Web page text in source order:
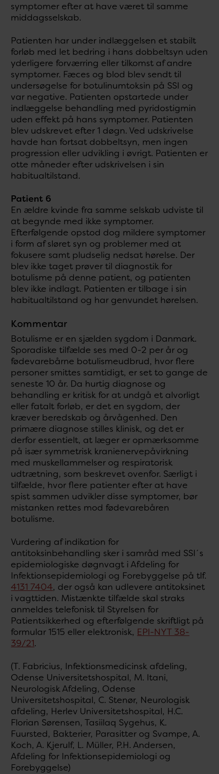
symptomer efter at have været til samme
middagsselskab.
Patienten har under indlæggelsen et stabilt
forløb med let bedring i hans dobbeltsyn uden
yderligere forværring eller tilkomst af andre
symptomer. Fæces og blod blev sendt til
undersøgelse for botulinumtoksin på SSI og
var negative. Patienten opstartede under
indlæggelse behandling med pyridostigmin
uden effekt på hans symptomer. Patienten
blev udskrevet efter 1 døgn. Ved udskrivelse
havde han fortsat dobbeltsyn, men ingen
progression eller udvikling i øvrigt. Patienten er
otte måneder efter udskrivelsen i sin
habitualtilstand.
Patient 6
En ældre kvinde fra samme selskab udviste til
at begynde med ikke symptomer.
Efterfølgende opstod dog mildere symptomer
i form af sløret syn og problemer med at
fokusere samt pludselig nedsat hørelse. Der
blev ikke taget prøver til diagnostik for
botulisme på denne patient, og patienten
blev ikke indlagt. Patienten er tilbage i sin
habitualtilstand og har genvundet hørelsen.
Kommentar
Botulisme er en sjælden sygdom i Danmark.
Sporadiske tilfælde ses med 0-2 per år og
fødevarebårne botulismeudbrud, hvor flere
personer smittes samtidigt, er set to gange de
seneste 10 år. Da hurtig diagnose og
behandling er kritisk for at undgå et alvorligt
eller fatalt forløb, er det en sygdom, der
kræver beredskab og årvågenhed. Den
primære diagnose stilles klinisk, og det er
derfor essentielt, at læger er opmærksomme
på især symmetrisk kranienervepåvirkning
med muskellammelser og respiratorisk
udtrætning, som beskrevet ovenfor. Særligt i
tilfælde, hvor flere patienter efter at have
spist sammen udvikler disse symptomer, bør
mistanken rettes mod fødevarebåren
botulisme.
Vurdering af indikation for
antitoksinbehandling sker i samråd med SSI´s
epidemiologiske døgnvagt i Afdeling for
Infektionsepidemiologi og Forebyggelse på tlf.
4131 7404, der også kan udlevere antitoksinet
i vagttiden. Mistænkte tilfælde skal straks
anmeldes telefonisk til Styrelsen for
Patientsikkerhed og efterfølgende skriftligt på
formular 1515 eller elektronisk, EPI-NYT 38-
39/21.
(T. Fabricius, Infektionsmedicinsk afdeling,
Odense Universitetshospital, M. Itani,
Neurologisk Afdeling, Odense
Universitetshospital, C. Stenør, Neurologisk
afdeling, Herlev Universitetshospital, H.C.
Florian Sørensen, Tasiilaq Sygehus, K.
Fuursted, Bakterier, Parasitter og Svampe, A.
Koch, A. Kjerulf, L. Müller, P.H. Andersen,
Afdeling for Infektionsepidemiologi og
Forebyggelse)